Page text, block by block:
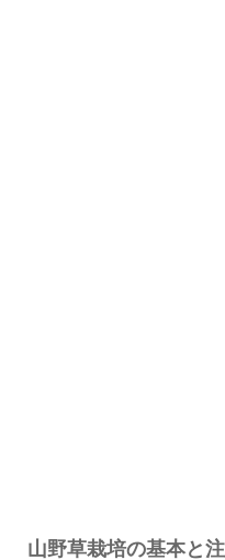
山野草栽培の基本と